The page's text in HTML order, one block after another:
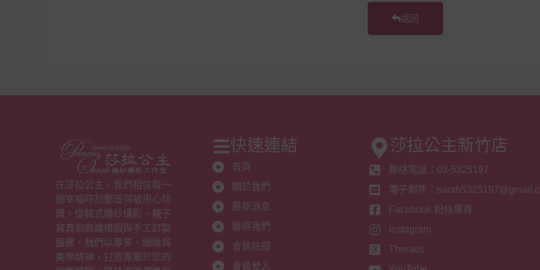
返回
在莎拉公主，我們相信每一
個幸福時刻都值得被用心珍
藏。從韓式婚紗攝影、親子
寫真到高端禮服與手工訂製
服務，我們以專業、細緻與
美學精神，打造專屬於您的
快速連結
首頁
關於我們
最新消息
聯絡我們
會員註冊
會員登入
莎拉公主新竹店
聯絡電話：03-5325197
電子郵件：
Facebook 粉絲專頁
Instagram
Threads